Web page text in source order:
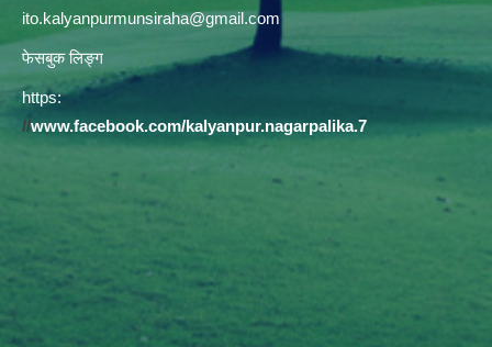
ito.kalyanpurmunsiraha@gmail.com
फेसबुक लिङ्ग
https:
//www.facebook.com/kalyanpur.nagarpalika.7